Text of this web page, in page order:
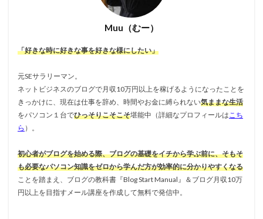
Muu（むー）
「好きな時に好きな事を好きな様にしたい」
元SEサラリーマン。
ネットビジネスのブログで月収10万円以上を稼げるようになったことを
きっかけに、現在は仕事を辞め、時間やお金に縛られない気ままな生活
をパソコン１台でひっそりこそこそ堪能中（詳細なプロフィールは こち
ら ）。
初心者がブログを始める際、ブログの基礎をイチから学ぶ前に、そもそ
も必要なパソコン知識をゼロから学んだ方が効率的に分かりやすくなる
ことを踏まえ、ブログの教科書『Blog Start Manual』＆ブログ月収10万
円以上を目指すメール講座を作成して無料で発信中。